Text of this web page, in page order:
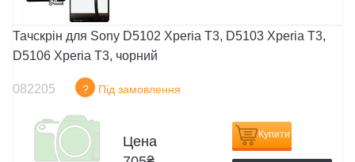
Тачскрін для Sony D5102 Xperia T3, D5103 Xperia T3,
D5106 Xperia T3, чорний
082205 ? Під замовлення
Цена
Купити